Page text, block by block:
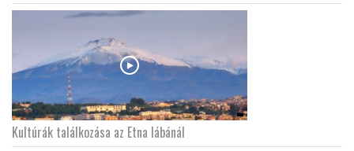
Kultúrák találkozása az Etna lábánál